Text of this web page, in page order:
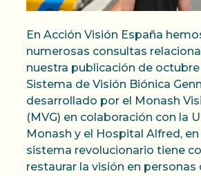
En Acción Visión España
numerosas consultas
nuestra publicación de octubre
Sistema de Visión Biónica
desarrollado por el Monash
(MVG) en colaboración con la
Monash y el Hospital Alfred,
sistema revolucionario tiene
restaurar la visión en personas